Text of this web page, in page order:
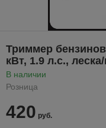
Триммер
кВт, 1.9 л.с.,
В наличии
Розница
420 руб.